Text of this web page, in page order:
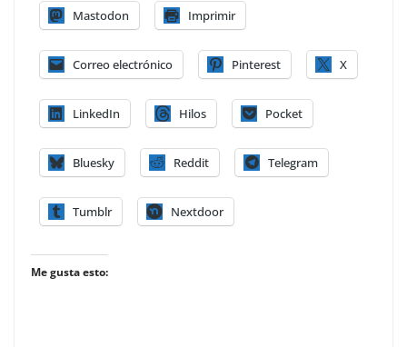
Mastodon Imprimir
Correo electrónico Pinterest X
LinkedIn Hilos Pocket
Bluesky Reddit Telegram
Tumblr Nextdoor
Me gusta esto: